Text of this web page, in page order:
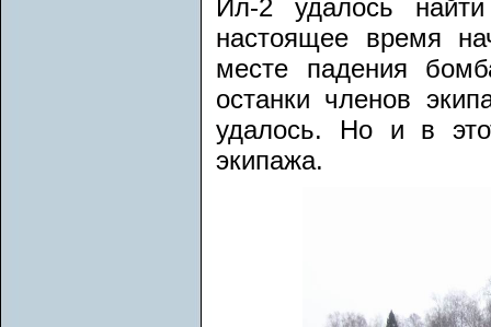
Ил-2 удалось
настоящее время
месте падения
останки членов
удалось. Но и в
экипажа.